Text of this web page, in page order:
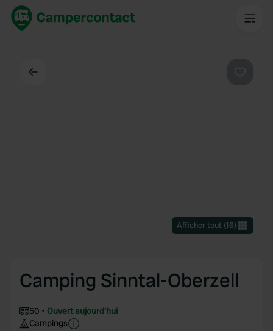
Afficher tout(16)
Camping Sinntal-Oberzell
50
Ouvert aujourd'hui
Campings